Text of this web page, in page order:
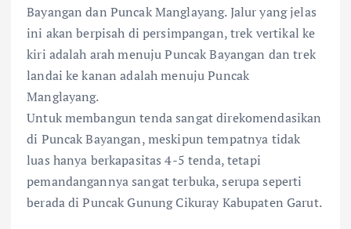
Bayangan dan Puncak Manglayang. Jalur yang jelas
ini akan berpisah di persimpangan, trek vertikal ke
kiri adalah arah menuju Puncak Bayangan dan trek
landai ke kanan adalah menuju Puncak
Manglayang.
Untuk membangun tenda sangat direkomendasikan
di Puncak Bayangan, meskipun tempatnya tidak
luas hanya berkapasitas 4-5 tenda, tetapi
pemandangannya sangat terbuka, serupa seperti
berada di Puncak Gunung Cikuray Kabupaten Garut.